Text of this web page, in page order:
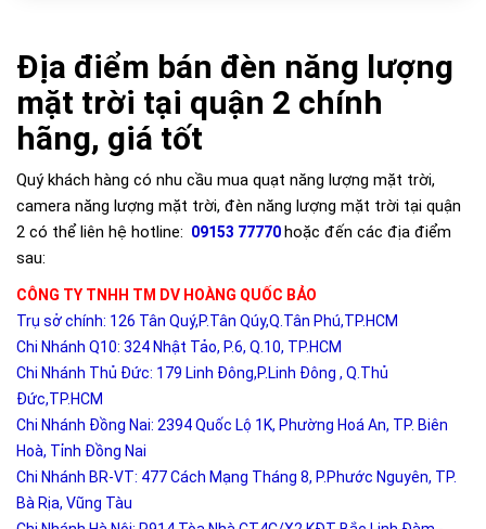
Địa điểm bán đèn năng lượng
mặt trời tại quận 2 chính
hãng, giá tốt
Quý khách hàng có nhu cầu mua quạt năng lượng mặt trời,
camera năng lượng mặt trời, đèn năng lượng mặt trời tại quận
2 có thể liên hệ hotline: 09153 77770hoặc đến các địa điểm
sau:
CÔNG TY TNHH TM DV HOÀNG QUỐC BẢO
Trụ sở chính: 126 Tân Quý,P.Tân Qúy,Q.Tân Phú,TP.HCM
Chi Nhánh Q10: 324 Nhật Tảo, P.6, Q.10, TP.HCM
Chi Nhánh Thủ Đức: 179 Linh Đông,P.Linh Đông , Q.Thủ
Đức,TP.HCM
Chi Nhánh Đồng Nai: 2394 Quốc Lộ 1K, Phường Hoá An, TP. Biên
Hoà, Tỉnh Đồng Nai
Chi Nhánh BR-VT: 477 Cách Mạng Tháng 8, P.Phước Nguyên, TP.
Bà Rịa, Vũng Tàu